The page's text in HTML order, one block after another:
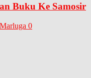
Buku Ke Samosir
0